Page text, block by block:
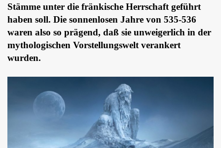
Stämme unter die fränkische Herrschaft geführt
haben soll. Die sonnenlosen Jahre von 535-536
waren also so prägend, daß sie unweigerlich in der
mythologischen Vorstellungswelt verankert
wurden.